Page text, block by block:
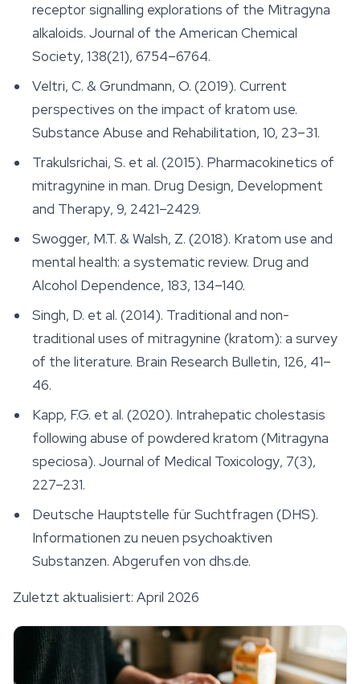
receptor signalling explorations of the Mitragyna
alkaloids. Journal of the American Chemical
Society, 138(21), 6754–6764.
Veltri, C. & Grundmann, O. (2019). Current
perspectives on the impact of kratom use.
Substance Abuse and Rehabilitation, 10, 23–31.
Trakulsrichai, S. et al. (2015). Pharmacokinetics of
mitragynine in man. Drug Design, Development
and Therapy, 9, 2421–2429.
Swogger, M.T. & Walsh, Z. (2018). Kratom use and
mental health: a systematic review. Drug and
Alcohol Dependence, 183, 134–140.
Singh, D. et al. (2014). Traditional and non-
traditional uses of mitragynine (kratom): a survey
of the literature. Brain Research Bulletin, 126, 41–
46.
Kapp, F.G. et al. (2020). Intrahepatic cholestasis
following abuse of powdered kratom (Mitragyna
speciosa). Journal of Medical Toxicology, 7(3),
227–231.
Deutsche Hauptstelle für Suchtfragen (DHS).
Informationen zu neuen psychoaktiven
Substanzen. Abgerufen von dhs.de.
Zuletzt aktualisiert: April 2026